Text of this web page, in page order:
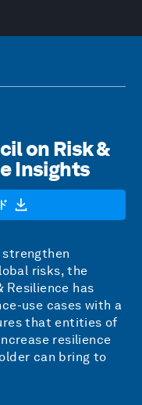
on Risk &
Insights
risks, the
Resilience has
use cases with a
that entities of
resilience
can bring to